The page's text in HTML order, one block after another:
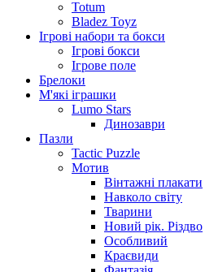
Totum
Bladez Toyz
Ігрові набори та бокси
Ігрові бокси
Ігрове поле
Брелоки
М'які іграшки
Lumo Stars
Динозаври
Пазли
Tactic Puzzle
Мотив
Вінтажні плакати
Навколо світу
Тварини
Новий рік. Різдво
Особливий
Краєвиди